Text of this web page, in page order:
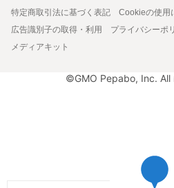
特定商取引法に基づく表記
Cookieの使用
広告識別子の取得・利用
プライバシーポ
メディアキット
©GMO Pepabo, Inc.